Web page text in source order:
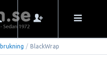
/ BlackWrap